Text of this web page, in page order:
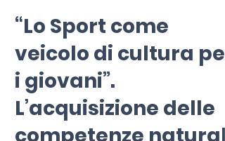
12 mag 2025 Tempo di lettura: 5 min
“Lo Sport come
veicolo di cultura per
i giovani”.